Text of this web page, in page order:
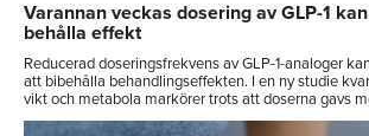
Varannan veckas dosering av GLP-1
behålla effekt
Reducerad doseringsfrekvens av GLP-1-analoger
att bibehålla behandlingseffekten. I en ny studie
vikt och metabola markörer trots att doserna gavs